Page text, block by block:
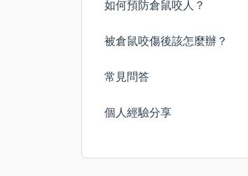
如何預防倉鼠咬人？
被倉鼠咬傷後該怎麼辦？
常見問答
個人經驗分享